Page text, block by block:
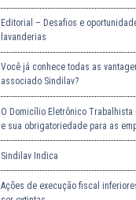
Editorial – Desafios e
lavanderias
Você já conhece todas as
associado Sindilav?
O Domicílio Eletrônico Trabalhista
e sua obrigatoriedade para as
Sindilav Indica
Ações de execução fiscal